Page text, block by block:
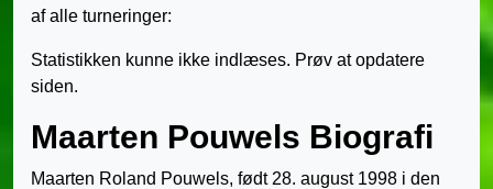
af alle turneringer:
Statistikken kunne ikke indlæses. Prøv at opdatere
siden.
Maarten Pouwels Biografi
Maarten Roland Pouwels, født 28. august 1998 i den